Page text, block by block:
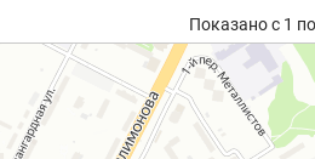
Показано с 1